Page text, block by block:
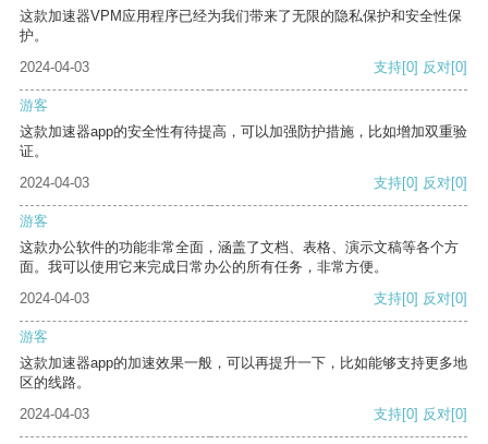
这款加速器VPM应用程序已经为我们带来了无限的隐私保护和安全性保
护。
2024-04-03
支持[0] 反对[0]
游客
这款加速器app的安全性有待提高，可以加强防护措施，比如增加双重验
证。
2024-04-03
支持[0] 反对[0]
游客
这款办公软件的功能非常全面，涵盖了文档、表格、演示文稿等各个方
面。我可以使用它来完成日常办公的所有任务，非常方便。
2024-04-03
支持[0] 反对[0]
游客
这款加速器app的加速效果一般，可以再提升一下，比如能够支持更多地
区的线路。
2024-04-03
支持[0] 反对[0]